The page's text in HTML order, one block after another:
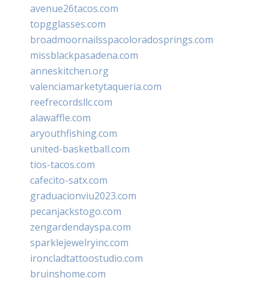
avenue26tacos.com
topgglasses.com
broadmoornailsspacoloradosprings.com
missblackpasadena.com
anneskitchen.org
valenciamarketytaqueria.com
reefrecordsllc.com
alawaffle.com
aryouthfishing.com
united-basketball.com
tios-tacos.com
cafecito-satx.com
graduacionviu2023.com
pecanjackstogo.com
zengardendayspa.com
sparklejewelryinc.com
ironcladtattoostudio.com
bruinshome.com